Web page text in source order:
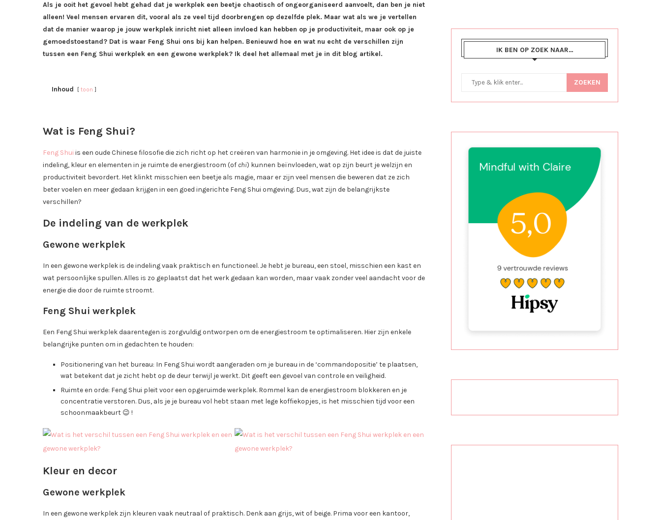
Als je ooit het gevoel hebt gehad dat je werkplek een beetje chaotisch of ongeorganiseerd aanvoelt, dan ben je niet
alleen! Veel mensen ervaren dit, vooral als ze veel tijd doorbrengen op dezelfde plek. Maar wat als we je vertellen
dat de manier waarop je jouw werkplek inricht niet alleen invloed kan hebben op je productiviteit, maar ook op je
gemoedstoestand? Dat is waar Feng Shui ons bij kan helpen. Benieuwd hoe en wat nu echt de verschillen zijn
tussen een Feng Shui werkplek en een gewone werkplek? Ik deel het allemaal met je in dit blog artikel.
Inhoud toon
Wat is Feng Shui?
Feng Shui is een oude Chinese filosofie die zich richt op het creëren van harmonie in je omgeving. Het idee is dat de juiste
indeling, kleur en elementen in je ruimte de energiestroom (of chi) kunnen beïnvloeden, wat op zijn beurt je welzijn en
productiviteit bevordert. Het klinkt misschien een beetje als magie, maar er zijn veel mensen die beweren dat ze zich
beter voelen en meer gedaan krijgen in een goed ingerichte Feng Shui omgeving. Dus, wat zijn de belangrijkste
verschillen?
De indeling van de werkplek
Gewone werkplek
In een gewone werkplek is de indeling vaak praktisch en functioneel. Je hebt je bureau, een stoel, misschien een kast en
wat persoonlijke spullen. Alles is zo geplaatst dat het werk gedaan kan worden, maar vaak zonder veel aandacht voor de
energie die door de ruimte stroomt.
Feng Shui werkplek
Een Feng Shui werkplek daarentegen is zorgvuldig ontworpen om de energiestroom te optimaliseren. Hier zijn enkele
belangrijke punten om in gedachten te houden:
Positionering van het bureau: In Feng Shui wordt aangeraden om je bureau in de ‘commandopositie’ te plaatsen,
wat betekent dat je zicht hebt op de deur terwijl je werkt. Dit geeft een gevoel van controle en veiligheid.
Ruimte en orde: Feng Shui pleit voor een opgeruimde werkplek. Rommel kan de energiestroom blokkeren en je
concentratie verstoren. Dus, als je je bureau vol hebt staan met lege koffiekopjes, is het misschien tijd voor een
schoonmaakbeurt 😉 !
Kleur en decor
Gewone werkplek
In een gewone werkplek zijn kleuren vaak neutraal of praktisch. Denk aan grijs, wit of beige. Prima voor een kantoor,
IK BEN OP ZOEK NAAR…
ZOEKEN